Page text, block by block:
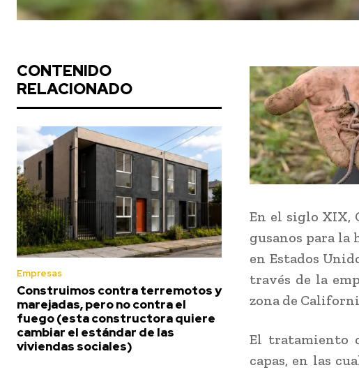
CONTENIDO
RELACIONADO
Empresas
Construimos contra terremotos y
marejadas, pero no contra el
fuego (esta constructora quiere
cambiar el estándar de las
viviendas sociales)
En el siglo XIX,
gusanos para
en Estados
través de la
zona de
El tratamiento
capas, en las